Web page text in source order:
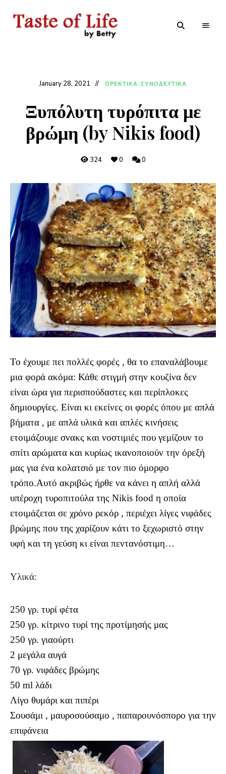
January 28, 2021 ΟΡΕΚΤΙΚΑ-ΣΥΝΟΔΕΥΤΙΚΑ
Ξυπόλυτη τυρόπιτα με
βρώμη (by Nikis food)
324 0 0
Το έχουμε πει πολλές φορές , θα το επαναλάβουμε
μια φορά ακόμα: Κάθε στιγμή στην κουζίνα δεν
είναι ώρα για περισπούδαστες και περίπλοκες
δημιουργίες. Είναι κι εκείνες οι φορές όπου με απλά
βήματα , με απλά υλικά και απλές κινήσεις
ετοιμάζουμε σνακς και νοστιμιές που γεμίζουν το
σπίτι αρώματα και κυρίως ικανοποιούν την όρεξή
μας για ένα κολατσιό με τον πιο όμορφο
τρόπο.Αυτό ακριβώς ήρθε να κάνει η απλή αλλά
υπέροχη τυροπιτούλα της Nikis food η οποία
ετοιμάζεται σε χρόνο ρεκόρ , περιέχει λίγες νιφάδες
βρώμης που της χαρίζουν κάτι το ξεχωριστό στην
υφή και τη γεύση κι είναι πεντανόστιμη…
Υλικά:
250 γρ. τυρί φέτα
250 γρ. κίτρινο τυρί της προτίμησής μας
250 γρ. γιαούρτι
2 μεγάλα αυγά
70 γρ. νιφάδες βρώμης
50 ml λάδι
Λίγο θυμάρι και πιπέρι
Σουσάμι , μαυροσούσαμο , παπαρουνόσπορο για την
επιφάνεια